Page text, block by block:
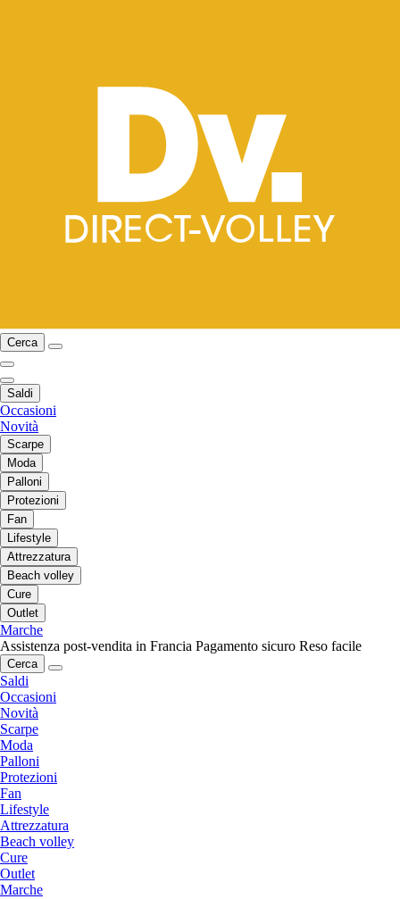
Cerca
Saldi
Occasioni
Novità
Scarpe
Moda
Palloni
Protezioni
Fan
Lifestyle
Attrezzatura
Beach volley
Cure
Outlet
Marche
Assistenza post-vendita in Francia Pagamento sicuro Reso facile
Cerca
Saldi
Occasioni
Novità
Scarpe
Moda
Palloni
Protezioni
Fan
Lifestyle
Attrezzatura
Beach volley
Cure
Outlet
Marche